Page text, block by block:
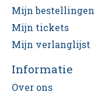
Mijn bestellingen
Mijn tickets
Mijn verlanglijst
Informatie
Over ons